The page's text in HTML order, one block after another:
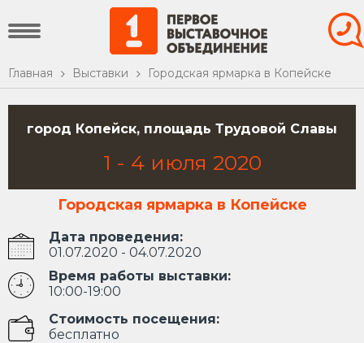
Главная Выставки Городская ярмарка в Копейске
город Копейск, площадь Трудовой Славы
1 - 4июля 2020
Городская ярмарка в Копейске
Дата проведения:
01.07.2020 - 04.07.2020
Время работы выставки:
10:00-19:00
Стоимость посещения:
бесплатно